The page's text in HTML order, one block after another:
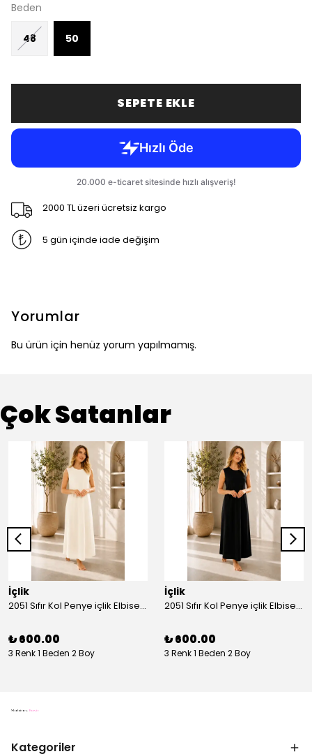
Beden
48 50
SEPETE EKLE
2000 TL üzeri ücretsiz kargo
5 gün içinde iade değişim
Yorumlar
Bu ürün için henüz yorum yapılmamış.
Çok Satanlar
İçlik
2051 Sıfır Kol Penye içlik Elbise - Ekru
₺ 600.00
3 Renk 1 Beden 2 Boy
İçlik
2051 Sıfır Kol Penye içlik Elbise - Siyah
₺ 600.00
3 Renk 1 Beden 2 Boy
Kategoriler